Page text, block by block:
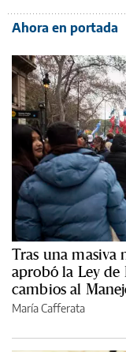
Ahora en portada
Tras una masiva
aprobó la Ley de
cambios al
María Cafferata